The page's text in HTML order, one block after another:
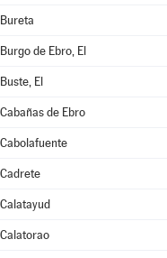
Bureta
Burgo de Ebro, El
Buste, El
Cabañas de Ebro
Cabolafuente
Cadrete
Calatayud
Calatorao